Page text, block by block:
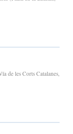
de les Corts Catalanes,